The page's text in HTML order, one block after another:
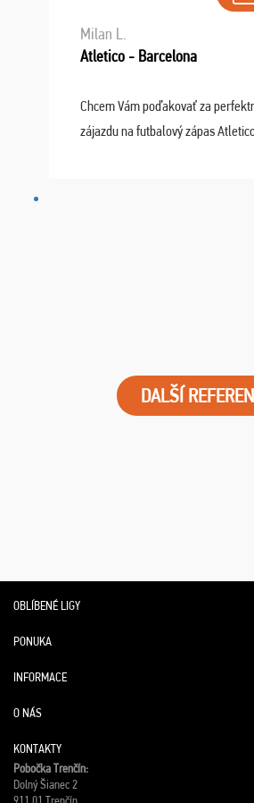
Milan L.
Atletico - Barcelona
Chcem Vám poďakovať za
zájazdu na futbalový zápas
DALŠÍ
OBLÍBENÉ LIGY
PONUKA
INFORMACE
O NÁS
KONTAKTY
Pobočka Trenčín:
Dolný Šianec 2